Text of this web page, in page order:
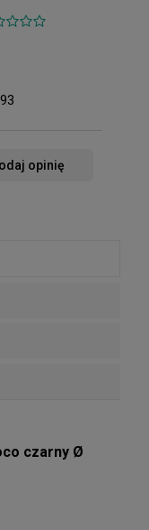
opinię
czarny Ø